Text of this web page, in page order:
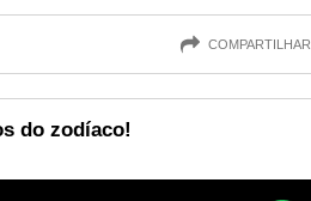
COMPARTILHAR
do zodíaco!